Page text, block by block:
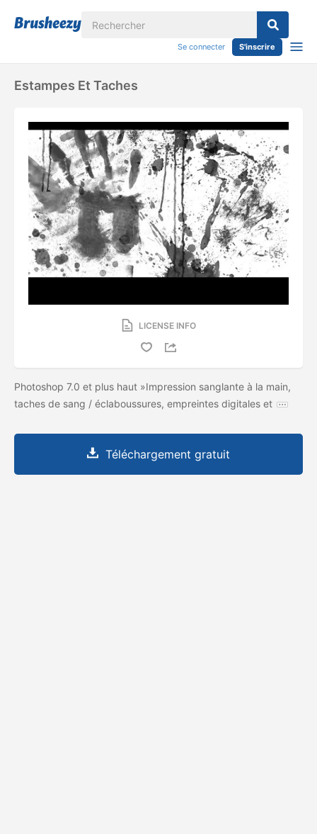
Se connecter S'inscrire
Estampes Et Taches
LICENSE INFO
Photoshop 7.0 et plus haut »Impression sanglante à la main,
taches de sang / éclaboussures, empreintes digitales et
Téléchargement gratuit